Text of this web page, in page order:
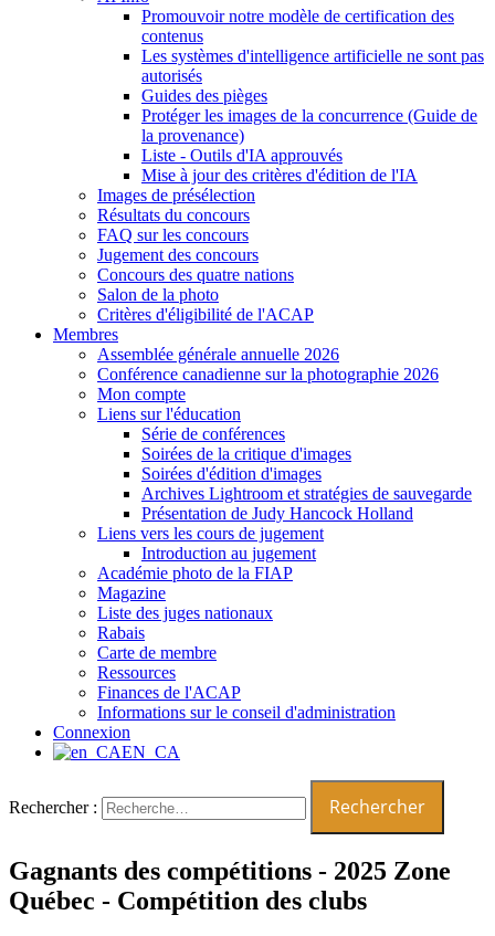
Promouvoir notre modèle de certification des
contenus
Les systèmes d'intelligence artificielle ne sont pas
autorisés
Guides des pièges
Protéger les images de la concurrence (Guide de
la provenance)
Liste - Outils d'IA approuvés
Mise à jour des critères d'édition de l'IA
Images de présélection
Résultats du concours
FAQ sur les concours
Jugement des concours
Concours des quatre nations
Salon de la photo
Critères d'éligibilité de l'ACAP
Membres
Assemblée générale annuelle 2026
Conférence canadienne sur la photographie 2026
Mon compte
Liens sur l'éducation
Série de conférences
Soirées de la critique d'images
Soirées d'édition d'images
Archives Lightroom et stratégies de sauvegarde
Présentation de Judy Hancock Holland
Liens vers les cours de jugement
Introduction au jugement
Académie photo de la FIAP
Magazine
Liste des juges nationaux
Rabais
Carte de membre
Ressources
Finances de l'ACAP
Informations sur le conseil d'administration
Connexion
EN_CA
Rechercher :
Gagnants des compétitions - 2025 Zone
Québec - Compétition des clubs